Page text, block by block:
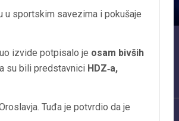
u sportskim savezima i pokušaje
izvide potpisalo je osam bivših
su bili predstavnici HDZ‑a,
Tuđa je potvrdio da je